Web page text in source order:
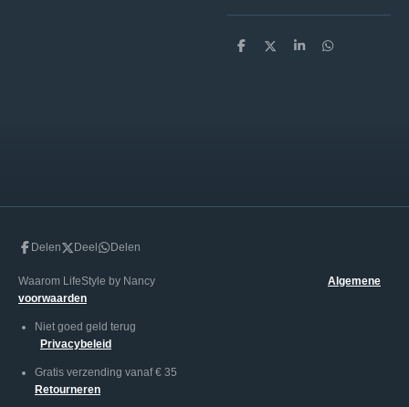
D
D
S
D
Delen Deel Delen
Waarom LifeStyle by Nancy Algemene
voorwaarden
Niet goed geld terug
Privacybeleid
Gratis verzending vanaf € 35
Retourneren